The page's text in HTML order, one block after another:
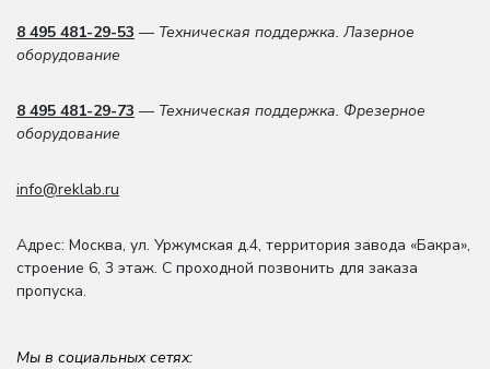
8 495 481-29-53 — Техническая поддержка. Лазерное
оборудование
8 495 481-29-73 — Техническая поддержка. Фрезерное
оборудование
info@reklab.ru
Адрес: Москва, ул. Уржумская д.4, территория завода «Бакра»,
строение 6, 3 этаж. С проходной позвонить для заказа
пропуска.
Мы в социальных сетях: